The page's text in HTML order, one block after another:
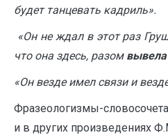
будет танцевать кадриль».
«Он не ждал в этот раз
что она здесь, разом
«Он везде имел связи и
Фразеологизмы-
и в других произведениях